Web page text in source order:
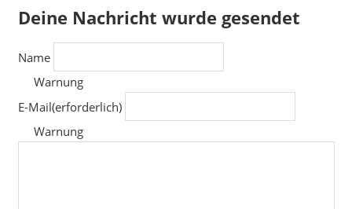
Deine Nachricht wurde gesendet
Name
Warnung
E-Mail(erforderlich)
Warnung